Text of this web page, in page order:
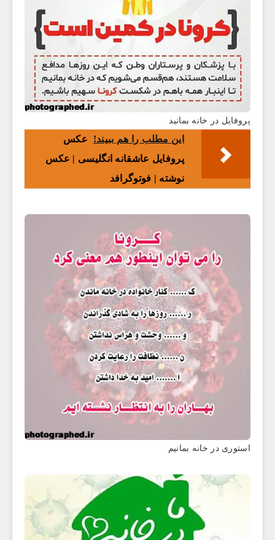
پروفایل در خانه بمانید
این مطلب را هم ببیند!
عکس
پروفایل عاشقانه انگلیسی | عکس
نوشته | فوتوگرافد
استوری در خانه بمانیم